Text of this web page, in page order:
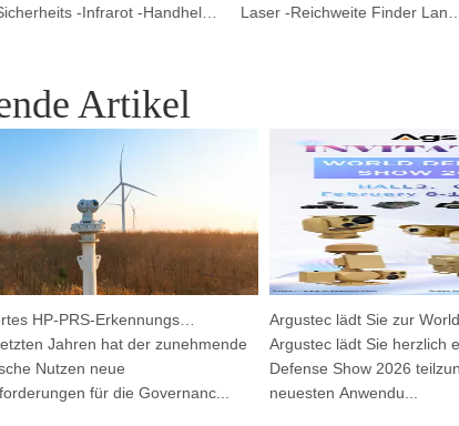
Sicherheits -Infrarot -Handheld -Thermo -Zielfernsehen Nachtsicht Sicherheitskamera für die Jagd im Freien Laser -Reichweite Finder Langstrecke Wärme -Abzweig -Nachtsichtspizekamera für die Jagd
Artikel
Integriertes HP-PRS-Erkennungs- und Verfolgungsgerät: Eine Panoramavision für den Vogelschutz
Jahren hat der zunehmende
Nutzen neue
für die Governanc...
Argustec lädt Sie herzlich
Defense Show 2026
neuesten Anwendu...